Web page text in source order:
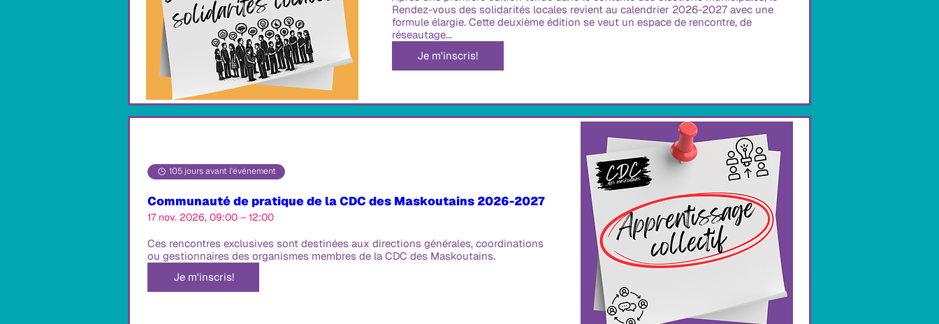
Rendez-vous des solidarités locales revient au calendrier 2026-2027 avec une
formule élargie. Cette deuxième édition se veut un espace de rencontre, de
réseautage...
Je m'inscris!
105 jours avant l'événement
Communauté de pratique de la CDC des Maskoutains 2026-2027
17 nov. 2026, 09:00 – 12:00
Ces rencontres exclusives sont destinées aux directions générales, coordinations
ou gestionnaires des organismes membres de la CDC des Maskoutains.
Je m'inscris!